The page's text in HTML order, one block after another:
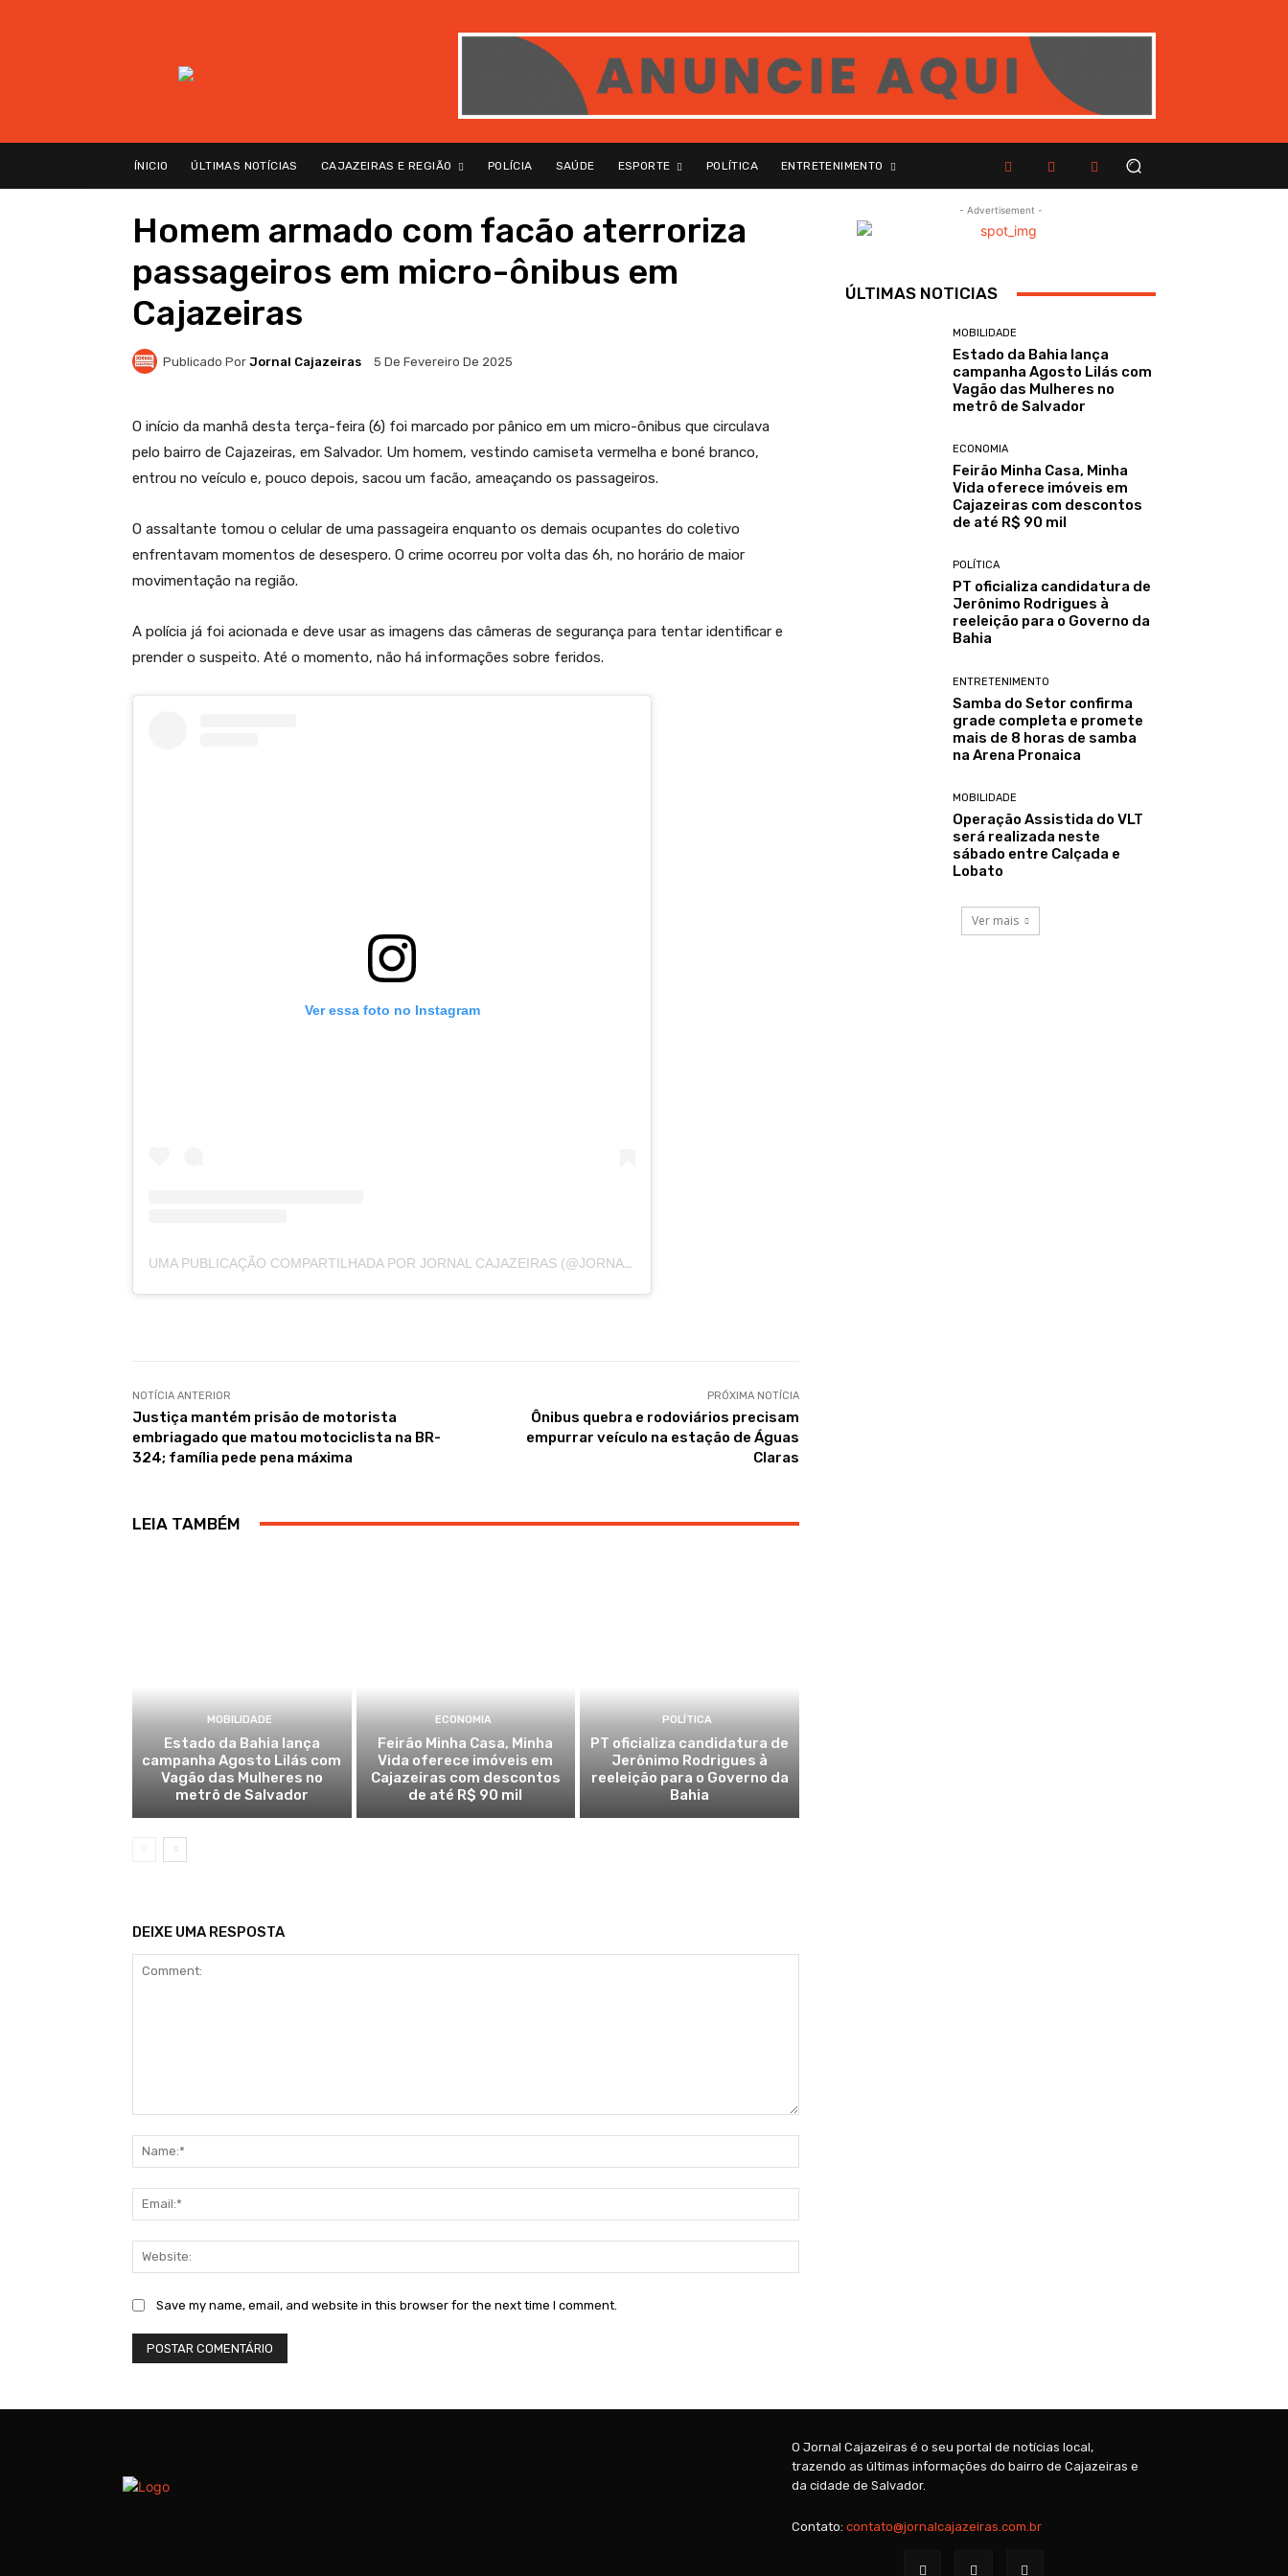
ÍNICIO ÚLTIMAS NOTÍCIAS CAJAZEIRAS E REGIÃO POLÍCIA SAÚDE ESPORTE POLÍTICA ENTRETENIMENTO
Homem armado com facão aterroriza
passageiros em micro-ônibus em
Cajazeiras
Publicado Por Jornal Cajazeiras 5 De Fevereiro De 2025
O início da manhã desta terça-feira (6) foi marcado por pânico em um micro-ônibus que circulava
pelo bairro de Cajazeiras, em Salvador. Um homem, vestindo camiseta vermelha e boné branco,
entrou no veículo e, pouco depois, sacou um facão, ameaçando os passageiros.
O assaltante tomou o celular de uma passageira enquanto os demais ocupantes do coletivo
enfrentavam momentos de desespero. O crime ocorreu por volta das 6h, no horário de maior
movimentação na região.
A polícia já foi acionada e deve usar as imagens das câmeras de segurança para tentar identificar e
prender o suspeito. Até o momento, não há informações sobre feridos.
Ver essa foto no Instagram
UMA PUBLICAÇÃO COMPARTILHADA POR JORNAL CAJAZEIRAS (@JORNALCAJAZEIRAS)
NOTÍCIA ANTERIOR
Justiça mantém prisão de motorista
embriagado que matou motociclista na BR-
324; família pede pena máxima
PRÓXIMA NOTÍCIA
Ônibus quebra e rodoviários precisam
empurrar veículo na estação de Águas
Claras
LEIA TAMBÉM
MOBILIDADE
Estado da Bahia lança
campanha Agosto Lilás com
Vagão das Mulheres no
metrô de Salvador
ECONOMIA
Feirão Minha Casa, Minha
Vida oferece imóveis em
Cajazeiras com descontos
de até R$ 90 mil
POLÍTICA
PT oficializa candidatura de
Jerônimo Rodrigues à
reeleição para o Governo da
Bahia
DEIXE UMA RESPOSTA
Save my name, email, and website in this browser for the next time I comment.
- Advertisement -
ÚLTIMAS NOTICIAS
MOBILIDADE
Estado da Bahia lança
campanha Agosto Lilás com
Vagão das Mulheres no
metrô de Salvador
ECONOMIA
Feirão Minha Casa, Minha
Vida oferece imóveis em
Cajazeiras com descontos
de até R$ 90 mil
POLÍTICA
PT oficializa candidatura de
Jerônimo Rodrigues à
reeleição para o Governo da
Bahia
ENTRETENIMENTO
Samba do Setor confirma
grade completa e promete
mais de 8 horas de samba
na Arena Pronaica
MOBILIDADE
Operação Assistida do VLT
será realizada neste
sábado entre Calçada e
Lobato
Ver mais
O Jornal Cajazeiras é o seu portal de notícias local,
trazendo as últimas informações do bairro de Cajazeiras e
da cidade de Salvador.
Contato: contato@jornalcajazeiras.com.br